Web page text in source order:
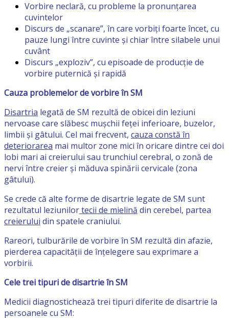
Vorbire neclară, cu probleme la pronunțarea
cuvintelor
Discurs de „scanare”, în care vorbiți foarte încet, cu
pauze lungi între cuvinte și chiar între silabele unui
cuvânt
Discurs „exploziv”, cu episoade de producție de
vorbire puternică și rapidă
Cauza problemelor de vorbire în SM
Disartria legată de SM rezultă de obicei din leziuni
nervoase care slăbesc mușchii feței inferioare, buzelor,
limbii și gâtului. Cel mai frecvent, cauza constă în
deteriorarea mai multor zone mici în oricare dintre cei doi
lobi mari ai creierului sau trunchiul cerebral, o zonă de
nervi între creier și măduva spinării cervicale (zona
gâtului).
Se crede că alte forme de disartrie legate de SM sunt
rezultatul leziunilortecii de mielină din cerebel, partea
creierului din spatele craniului.
Rareori, tulburările de vorbire în SM rezultă din afazie,
pierderea capacității de înțelegere sau exprimare a
vorbirii.
Cele trei tipuri de disartrie în SM
Medicii diagnostichează trei tipuri diferite de disartrie la
persoanele cu SM: